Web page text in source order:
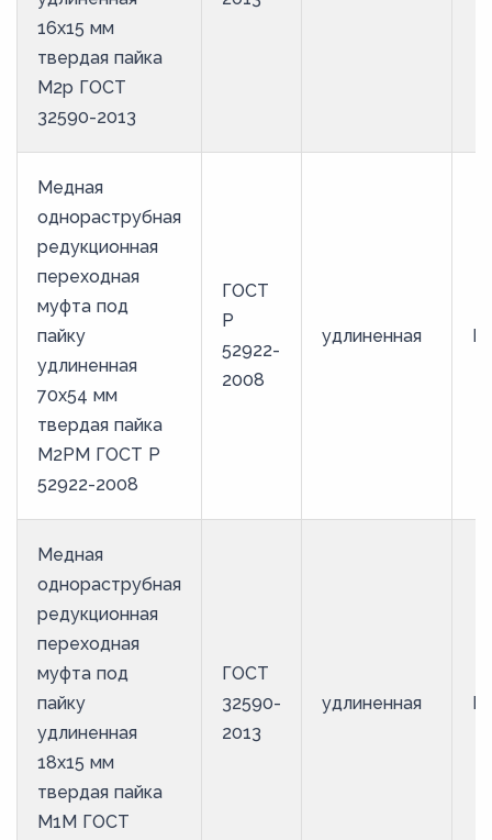
16х15 мм
твердая пайка
М2р ГОСТ
32590-2013
Медная
однораструбная
редукционная
переходная
муфта под
пайку
удлиненная
70х54 мм
твердая пайка
М2РМ ГОСТ Р
52922-2008
ГОСТ
Р
52922-
2008
удлиненная
Медная
однораструбная
редукционная
переходная
муфта под
пайку
удлиненная
18х15 мм
твердая пайка
М1М ГОСТ
ГОСТ
32590-
2013
удлиненная